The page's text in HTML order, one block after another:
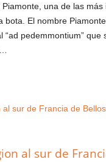
una de las más
bota. El nombre
“ad pedemmontium” que
al sur de